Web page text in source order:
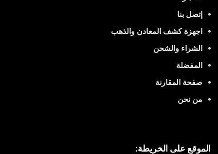
إتصل بنا
اجهزة كشف المعادن والذهب
الشراء والشحن
المفضلة
صفحة المقارنة
من نحن
الموقع على الخريطة: